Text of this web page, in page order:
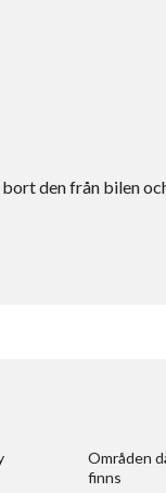
den från bilen
Områden
finns